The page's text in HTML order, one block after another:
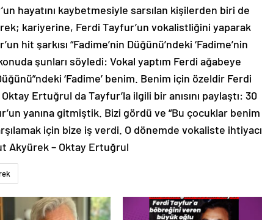
hayatını kaybetmesiyle sarsılan kişilerden biri de
kariyerine, Ferdi Tayfur’un vokalistliğini yaparak
hit şarkısı “Fadime’nin Düğünü’ndeki ‘Fadime’nin
şunları söyledi: Vokal yaptım Ferdi ağabeye
‘Fadime’ benim. Benim için özeldir Ferdi
Ertuğrul da Tayfur’la ilgili bir anısını paylaştı: 30
yanına gitmiştik. Bizi gördü ve “Bu çocuklar benim
için bize iş verdi. O dönemde vokaliste ihtiyacı
Akyürek – Oktay Ertuğrul